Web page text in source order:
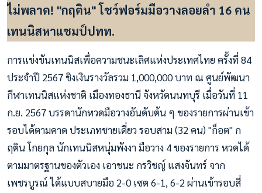
ไม่พลาด! "กฤติน" โชว์ฟอร์มมือวางลอยลำ 16 คน
เทนนิสหาแชมป์ปทท.
การแข่งขันเทนนิสเพื่อความชนะเลิศแห่งประเทศไทย ครั้งที่ 84
ประจำปี 2567 ชิงเงินรางวัลรวม 1,000,000 บาท ณ ศูนย์พัฒนา
กีฬาเทนนิสแห่งชาติ เมืองทองธานี จังหวัดนนทบุรี เมื่อวันที่ 11
ก.ย. 2567 บรรดานักหวดมือวางอันดับต้น ๆ ของรายการผ่านเข้า
รอบได้ตามคาด ประเภทชายเดี่ยว รอบสาม (32 คน) "ก็อต" ก
ฤติน โกยกุล นักเทนนิสหนุ่มพังงา มือวาง 4 ของรายการ หวดได้
ตามมาตรฐานของตัวเอง เอาชนะ กรวิชญ์ แสงจันทร์ จาก
เพชรบูรณ์ ได้แบบสบายมือ 2-0 เซต 6-1, 6-2 ผ่านเข้ารอบสี่